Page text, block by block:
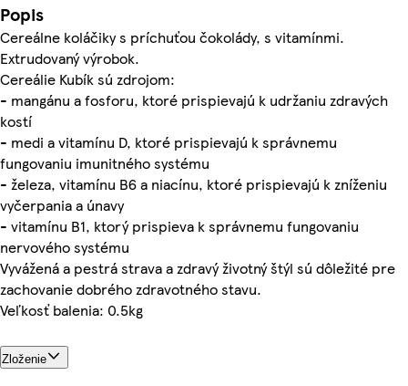
Popis
Cereálne koláčiky s príchuťou čokolády, s vitamínmi.
Extrudovaný výrobok.
Cereálie Kubík sú zdrojom:
- mangánu a fosforu, ktoré prispievajú k udržaniu zdravých
kostí
- medi a vitamínu D, ktoré prispievajú k správnemu
fungovaniu imunitného systému
- železa, vitamínu B6 a niacínu, ktoré prispievajú k zníženiu
vyčerpania a únavy
- vitamínu B1, ktorý prispieva k správnemu fungovaniu
nervového systému
Vyvážená a pestrá strava a zdravý životný štýl sú dôležité pre
zachovanie dobrého zdravotného stavu.
Veľkosť balenia: 0.5kg
Zloženie